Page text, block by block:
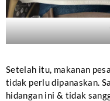
Setelah itu, makanan
tidak perlu dipanaskan.
hidangan ini & tidak